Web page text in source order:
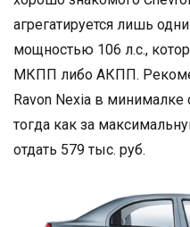
агрегатируется лишь
мощностью 106 л.с.,
МКПП либо АКПП.
Ravon Nexia в минималке
тогда как за
отдать 579 тыс. руб.